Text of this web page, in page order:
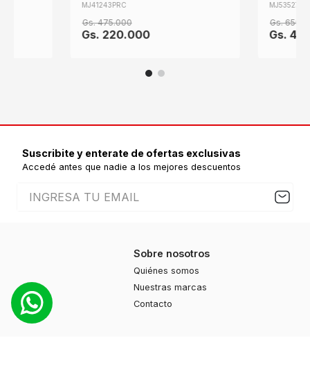
MJ41243PRC
Gs. 475.000
Gs. 220.000
MJ53527GT
Gs. 650
Gs. 455
Suscribite y enterate de ofertas exclusivas
Accedé antes que nadie a los mejores descuentos
Sobre nosotros
Quiénes somos
Nuestras marcas
Contacto